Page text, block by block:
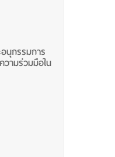
นุกรรมการ
วามร่วมมือใน